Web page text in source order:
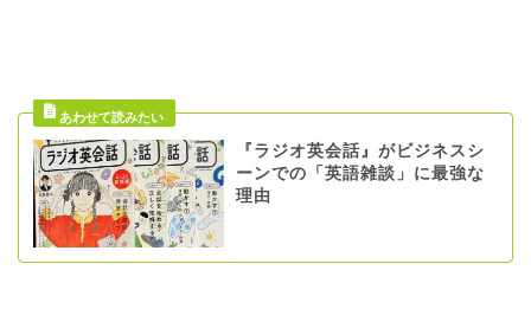
『ラジオ英会話』がビジネスシ
ーンでの「英語雑談」に最強な
理由